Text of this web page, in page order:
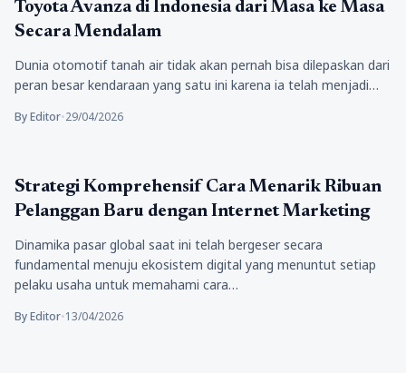
Toyota Avanza di Indonesia dari Masa ke Masa
Secara Mendalam
Dunia otomotif tanah air tidak akan pernah bisa dilepaskan dari
peran besar kendaraan yang satu ini karena ia telah menjadi…
By Editor•29/04/2026
Teknologi
Strategi Komprehensif Cara Menarik Ribuan
Pelanggan Baru dengan Internet Marketing
Dinamika pasar global saat ini telah bergeser secara
fundamental menuju ekosistem digital yang menuntut setiap
pelaku usaha untuk memahami cara…
By Editor•13/04/2026